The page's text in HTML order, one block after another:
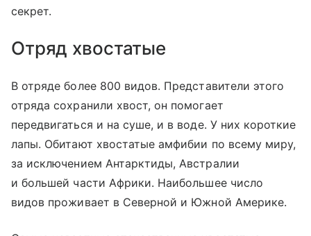
секрет.
Отряд хвостатые
В отряде более 800 видов. Представители этого
отряда сохранили хвост, он помогает
передвигаться и на суше, и в воде. У них короткие
лапы. Обитают хвостатые амфибии по всему миру,
за исключением Антарктиды, Австралии
и большей части Африки. Наибольшее число
видов проживает в Северной и Южной Америке.